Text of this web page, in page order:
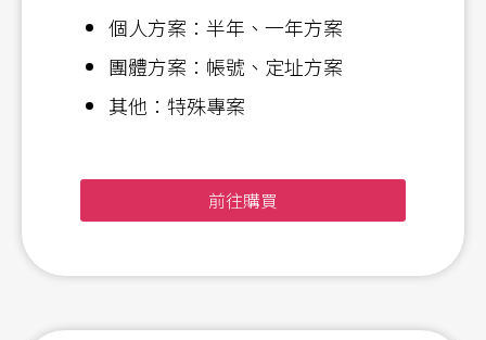
個人方案：半年、一年方案
團體方案：帳號、定址方案
其他：特殊專案
前往購買